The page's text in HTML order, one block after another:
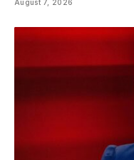
August 7, 2026